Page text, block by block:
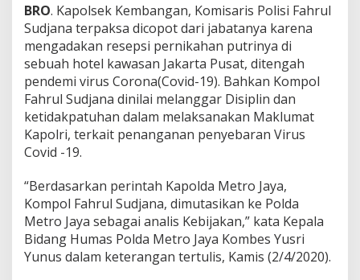
BRO. Kapolsek Kembangan, Komisaris Polisi Fahrul
Sudjana terpaksa dicopot dari jabatanya karena
mengadakan resepsi pernikahan putrinya di
sebuah hotel kawasan Jakarta Pusat, ditengah
pendemi virus Corona(Covid-19). Bahkan Kompol
Fahrul Sudjana dinilai melanggar Disiplin dan
ketidakpatuhan dalam melaksanakan Maklumat
Kapolri, terkait penanganan penyebaran Virus
Covid -19.
“Berdasarkan perintah Kapolda Metro Jaya,
Kompol Fahrul Sudjana, dimutasikan ke Polda
Metro Jaya sebagai analis Kebijakan,” kata Kepala
Bidang Humas Polda Metro Jaya Kombes Yusri
Yunus dalam keterangan tertulis, Kamis (2/4/2020).